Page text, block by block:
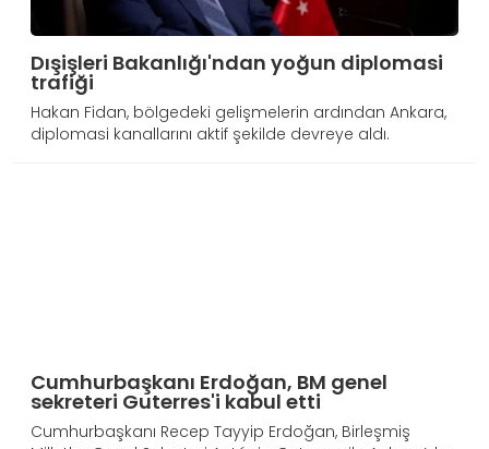
Dışişleri Bakanlığı'ndan yoğun diplomasi
trafiği
Hakan Fidan, bölgedeki gelişmelerin ardından Ankara,
diplomasi kanallarını aktif şekilde devreye aldı.
Cumhurbaşkanı Erdoğan, BM genel
sekreteri Guterres'i kabul etti
Cumhurbaşkanı Recep Tayyip Erdoğan, Birleşmiş